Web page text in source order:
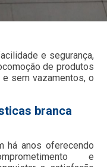
e segurança,
de produtos
sem vazamentos, o
branca
há anos oferecendo
e